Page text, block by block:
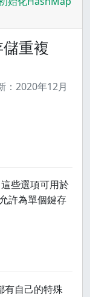
重複
： 2020年12月
些選項可用於
許為單個鍵存
有自己的特殊